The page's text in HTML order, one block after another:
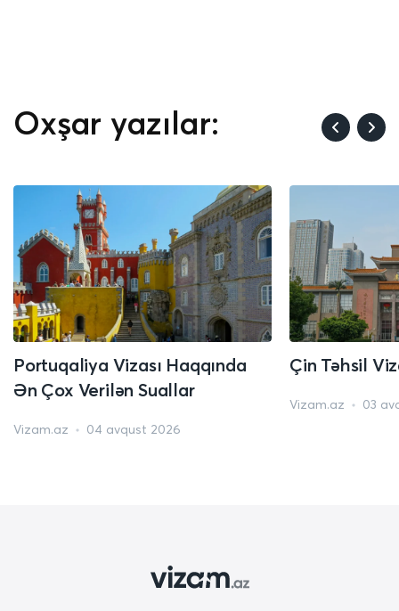
Oxşar yazılar:
Portuqaliya Vizası Haqqında
Ən Çox Verilən Suallar
Vizam.az 04 avqust 2026
Çin Təhsil
Vizam.az 03